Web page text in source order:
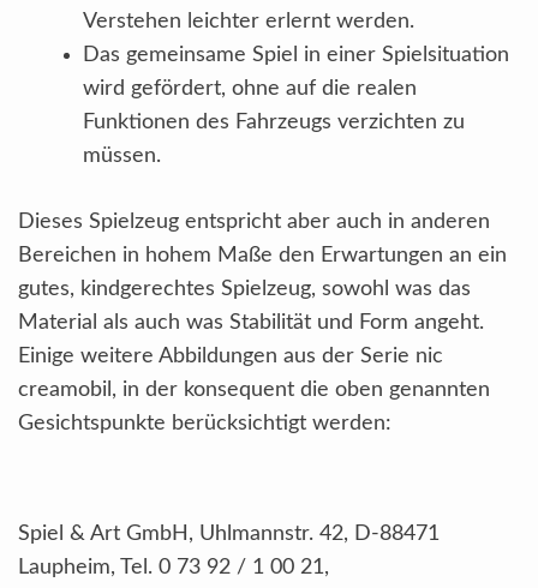
Verstehen leichter erlernt werden.
Das gemeinsame Spiel in einer Spielsituation
wird gefördert, ohne auf die realen
Funktionen des Fahrzeugs verzichten zu
müssen.
Dieses Spielzeug entspricht aber auch in anderen
Bereichen in hohem Maße den Erwartungen an ein
gutes, kindgerechtes Spielzeug, sowohl was das
Material als auch was Stabilität und Form angeht.
Einige weitere Abbildungen aus der Serie nic
creamobil, in der konsequent die oben genannten
Gesichtspunkte berücksichtigt werden:
Spiel & Art GmbH, Uhlmannstr. 42, D-88471
Laupheim, Tel. 0 73 92 / 1 00 21,